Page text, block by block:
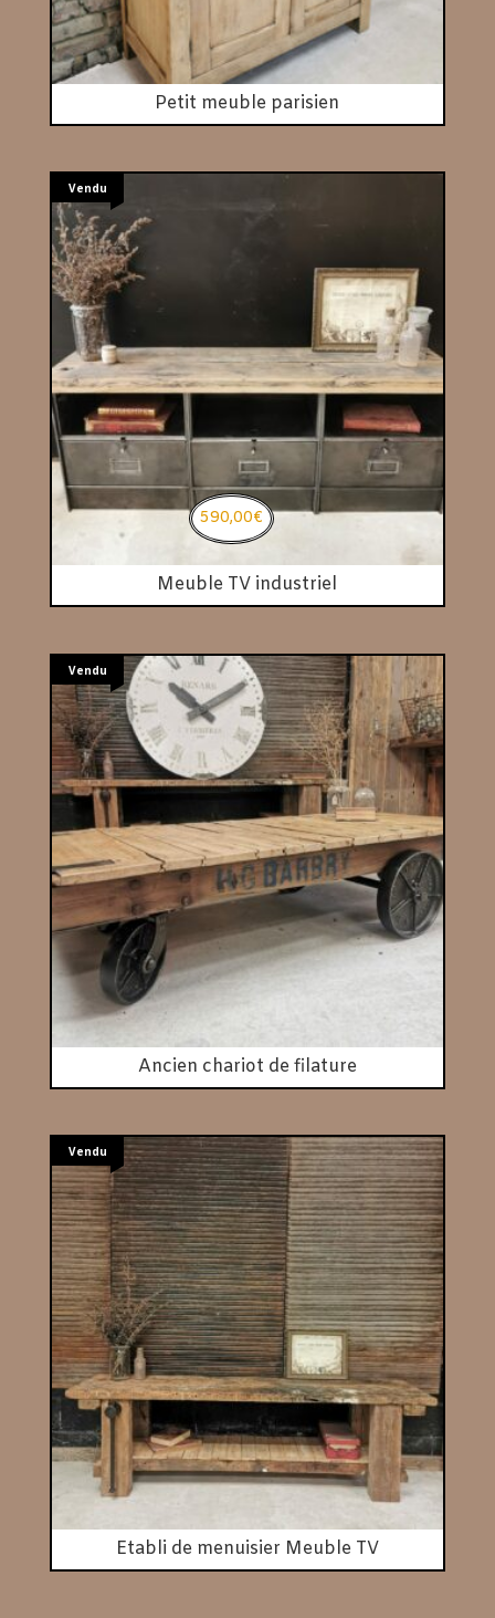
Petit meuble parisien
Vendu
Meuble TV industriel
590,00€
Vendu
Ancien chariot de filature
Vendu
Etabli de menuisier Meuble TV